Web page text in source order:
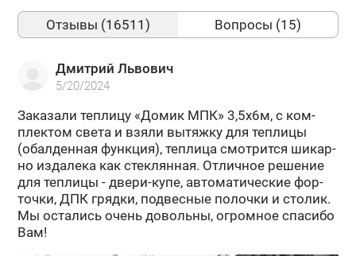
Отзывы (16511) Вопросы (15)
Дмитрий Львович
5/20/2024
За­ка­за­ли теп­ли­цу «Домик МПК» 3,5х6м, с ком­
плек­том света и взяли вы­тяж­ку для теп­ли­цы
(обал­ден­ная функ­ция), теп­ли­ца смот­рит­ся ши­кар­
но из­да­ле­ка как стек­лян­ная. От­лич­ное ре­ше­ние
для теп­ли­цы - двери-​купе, ав­то­ма­ти­че­ские фор­
точ­ки, ДПК гряд­ки, под­вес­ные по­лоч­ки и сто­лик.
Мы оста­лись очень до­воль­ны, огром­ное спа­си­бо
Вам!